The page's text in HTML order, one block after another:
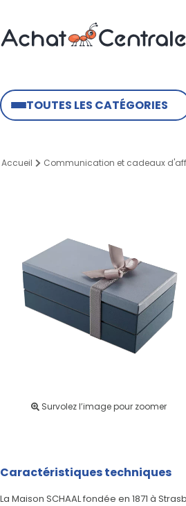
TOUTES LES CATÉGORIES
Accueil Communication et cadeaux
Survolez l’image pour zoomer
Caractéristiques techniques
La Maison SCHAAL fondée en 1871 à